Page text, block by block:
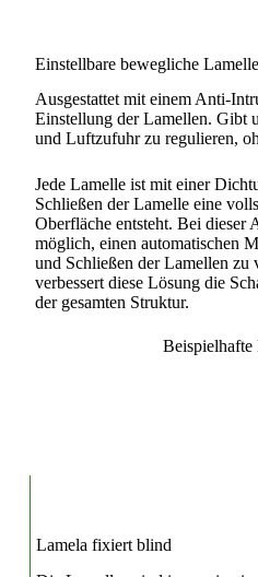
Einstellbare bewegliche
Ausgestattet mit einem Anti-
Einstellung der Lamellen. Gibt
und Luftzufuhr zu regulieren,
Jede Lamelle ist mit einer
Schließen der Lamelle eine
Oberfläche entsteht. Bei dieser
möglich, einen automatischen
und Schließen der Lamellen zu
verbessert diese Lösung die
der gesamten Struktur.
Beispielhafte
Lamela fixiert blind